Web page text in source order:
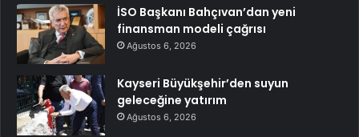
İSO Başkanı Bahçıvan’dan yeni
finansman modeli çağrısı
Ağustos 6, 2026
Kayseri Büyükşehir’den suyun
geleceğine yatırım
Ağustos 6, 2026